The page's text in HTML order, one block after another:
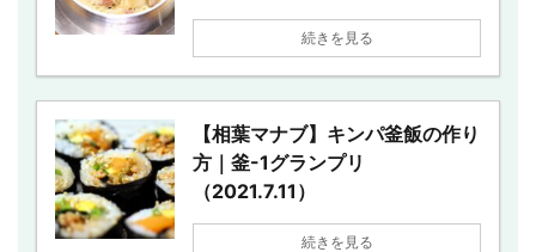
続きを見る
【相葉マナブ】キンパ釜飯の作り
方｜釜-1グランプリ
（2021.7.11）
続きを見る